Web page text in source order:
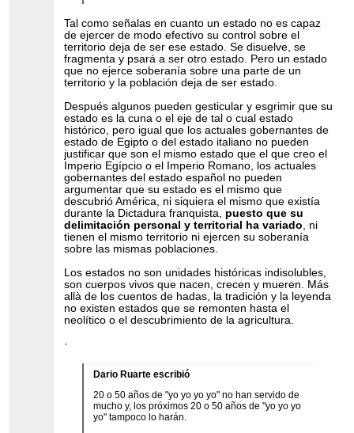
Tal como señalas en cuanto un estado no es capaz
de ejercer de modo efectivo su control sobre el
territorio deja de ser ese estado. Se disuelve, se
fragmenta y psará a ser otro estado. Pero un estado
que no ejerce soberanía sobre una parte de un
territorio y la población deja de ser estado.
Después algunos pueden gesticular y esgrimir que su
estado es la cuna o el eje de tal o cual estado
histórico, pero igual que los actuales gobernantes de
estado de Egipto o del estado italiano no pueden
justificar que son el mismo estado que el que creo el
Imperio Egípcio o el Imperio Romano, los actuales
gobernantes del estado español no pueden
argumentar que su estado es el mismo que
descubrió América, ni siquiera el mismo que existía
durante la Dictadura franquista, puesto que su
delimitación personal y territorial ha variado , ni
tienen el mismo territorio ni ejercen su soberanía
sobre las mismas poblaciones.
Los estados no son unidades históricas indisolubles,
son cuerpos vivos que nacen, crecen y mueren. Más
allà de los cuentos de hadas, la tradición y la leyenda
no existen estados que se remonten hasta el
neolítico o el descubrimiento de la agricultura.
·
Dario Ruarte escribió
20 o 50 años de "yo yo yo yo" no han servido de
mucho y, los próximos 20 o 50 años de "yo yo yo
yo" tampoco lo harán.